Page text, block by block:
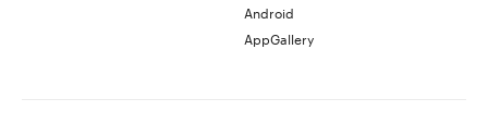
Android
AppGallery